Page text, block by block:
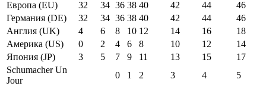
Европа (EU)
32 34 36 38 40 42 44
46
Германия (DE)
32 34 36 38 40 42 44
46
Англия (UK)
4 6 8 10 12 14 16
18
Америка (US)
0 2 4 6 8 10 12
14
Япония (JP)
3 5 7 9 11 13 15
17
Schumacher Un
Jour
0 1 2 3 4
5